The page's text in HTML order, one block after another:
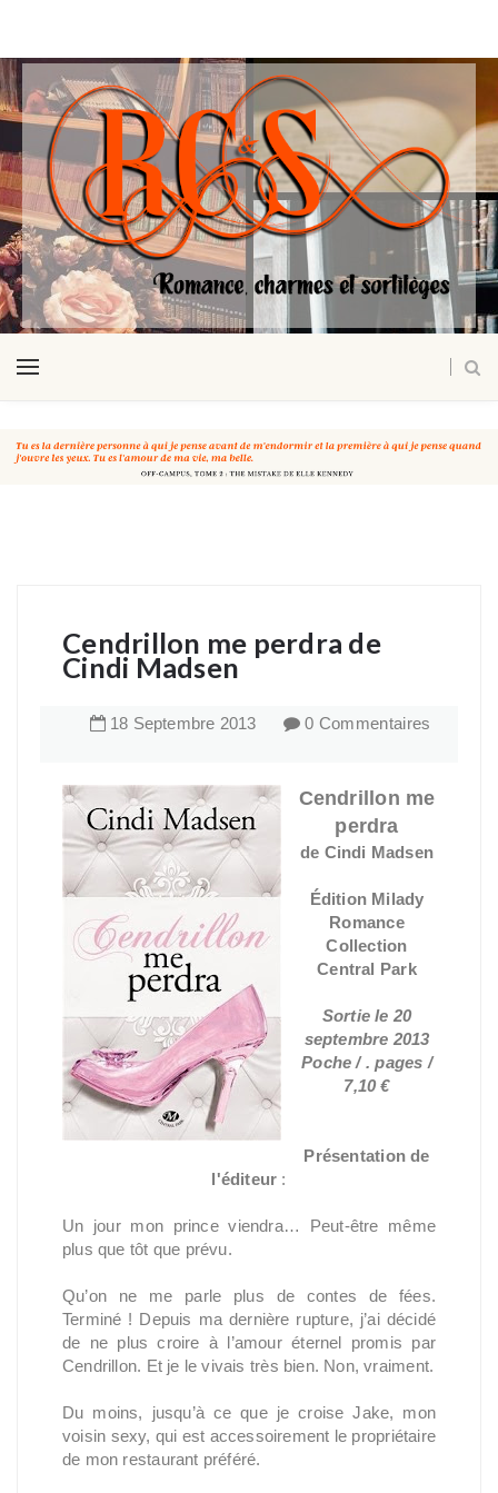
Cendrillon me perdra de
Cindi Madsen
18 Septembre 2013 0 Commentaires
Cendrillon me
perdra
de Cindi Madsen
Édition Milady
Romance
Collection
Central Park
Sortie le 20
septembre 2013
Poche / . pages /
7,10 €
Présentation de
l'éditeur :
Un jour mon prince viendra… Peut-être même
plus que tôt que prévu.
Qu’on ne me parle plus de contes de fées.
Terminé ! Depuis ma dernière rupture, j’ai décidé
de ne plus croire à l’amour éternel promis par
Cendrillon. Et je le vivais très bien. Non, vraiment.
Du moins, jusqu’à ce que je croise Jake, mon
voisin sexy, qui est accessoirement le propriétaire
de mon restaurant préféré.